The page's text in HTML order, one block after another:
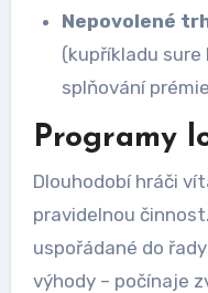
Nepovolené
(kupříkladu
splňování
Programy
Dlouhodobí hráči
pravidelnou
uspořádané do
výhody – počínaje